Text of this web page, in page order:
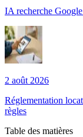
IA recherche
2 août 2026
Réglementation
règles
Table des matières